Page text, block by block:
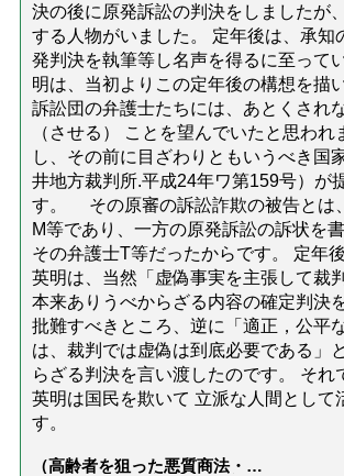
決の後に原発訴訟の判決をしましたが
する人物がいました。 定年後は、承知
発判決を執筆等し名声を得るに至って
明は、当初よりこの定年後の構想を描
訴訟団の弁護士たちには、あとくされ
（させる） ことを望んでいたと思われ
し、その前に目ざわりともいうべき国
井地方裁判所.平成24年ワ第159号）が
す。 その原審の訴訟詐欺の被告とは
M等であり、一方の原発訴訟の訴状を
その弁護士T等だったからです。 定年
英明は、当然「虚偽事実を主張して裁
本来ありうべからざる内容の確定判決
批難すべきところ、逆に「適正，公平
は、裁判では虚偽は到底必要である
らざる判決を言い渡したのです。 それ
英明は国民を欺いて 立派な人間として
す。
（高齢者を狙った悪質商法・訪